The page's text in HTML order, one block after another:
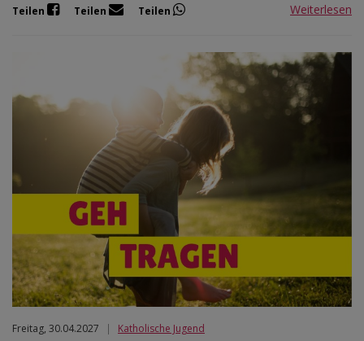
Teilen Teilen Teilen Weiterlesen
Freitag, 30.04.2027 Katholische Jugend